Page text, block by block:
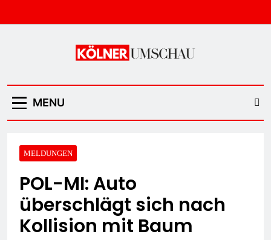
Kölner Umschau
MENU
MELDUNGEN
POL-MI: Auto
überschlägt sich nach
Kollision mit Baum